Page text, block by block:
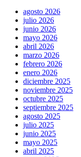
agosto 2026
julio 2026
junio 2026
mayo 2026
abril 2026
marzo 2026
febrero 2026
enero 2026
diciembre 2025
noviembre 2025
octubre 2025
septiembre 2025
agosto 2025
julio 2025
junio 2025
mayo 2025
abril 2025